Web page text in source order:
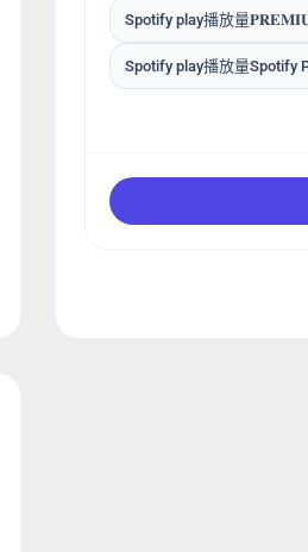
Spotify play播放量
Spotify play播放量Spotify